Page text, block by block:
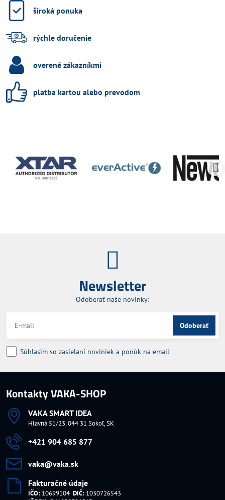
široká ponuka
rýchle doručenie
overené zákazníkmi
platba kartou alebo prevodom
Newsletter
Odoberať naše novinky:
Odoberať
Súhlasim so zasielaní noviniek a ponúk na email
Kontakty VAKA-SHOP
VAKA SMART IDEA
Hlavná 51/23, 044 31 Sokoľ, SK
+421 904 685 877
vaka​@vaka​.sk
Fakturačné údaje
IČO: 10699104 DIČ: 1030726543